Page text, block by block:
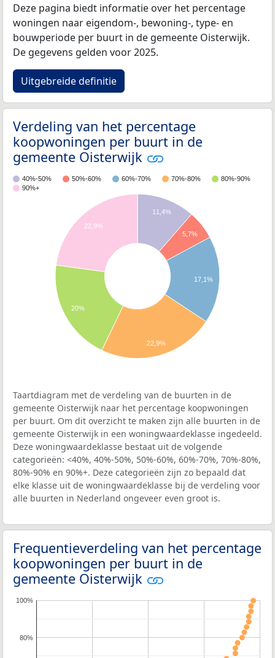
Deze pagina biedt informatie over het percentage
woningen naar eigendom-, bewoning-, type- en
bouwperiode per buurt in de gemeente Oisterwijk.
De gegevens gelden voor 2025.
Uitgebreide definitie
Verdeling van het percentage
koopwoningen per buurt in de
gemeente Oisterwijk
40%-50% 50%-60% 60%-70% 70%-80%
80%-90%
90%+
11,4%
5,7%
17,1%
22,9%
20%
22,9%
Taartdiagram met de verdeling van de buurten in de
gemeente Oisterwijk naar het percentage koopwoningen
per buurt. Om dit overzicht te maken zijn alle buurten in de
gemeente Oisterwijk in een woningwaardeklasse ingedeeld.
Deze woningwaardeklasse bestaat uit de volgende
categorieën: <40%, 40%-50%, 50%-60%, 60%-70%, 70%-80%,
80%-90% en 90%+. Deze categorieën zijn zo bepaald dat
elke klasse uit de woningwaardeklasse bij de verdeling voor
alle buurten in Nederland ongeveer even groot is.
Frequentieverdeling van het percentage
koopwoningen per buurt in de
gemeente Oisterwijk
80%
100%